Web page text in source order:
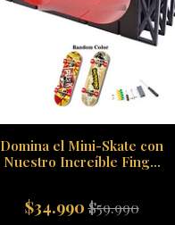
Domina el Mini-Skate con
Nuestro Increíble Fing...
+
$34.990 $59.990